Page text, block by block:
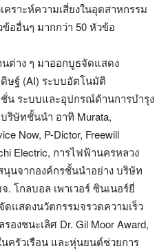
ราะห์ความเสี่ยงในอุตสาหกรรม
ออื่นๆ มากกว่า 50 หัวข้อ
ต่าง ๆ มาออกบูธจัดแสดง
ษฐ์ (AI) ระบบอัตโนมัติ
น ระบบและอุปกรณ์ด้านการบำรุง
ริษัทชั้นนำ อาทิ Murata,
Now, P-Dictor, Freewill
Electric, การไฟฟ้านครหลวง
นจากองค์กรชั้นนำอย่าง บริษัท
โกลบอล เพาเวอร์ ซินเนอร์ยี่
ดแสดงนวัตกรรมจรวดความเร็ว
องชนะเลิศ Dr. Gil Moor Award,
ครัวเรือน และหุ่นยนต์ช่วยการ